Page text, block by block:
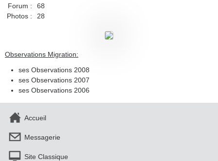
Forum :
68
Photos :
28
Observations Migration:
ses Observations 2008
ses Observations 2007
ses Observations 2006
Accueil
Messagerie
Site Classique